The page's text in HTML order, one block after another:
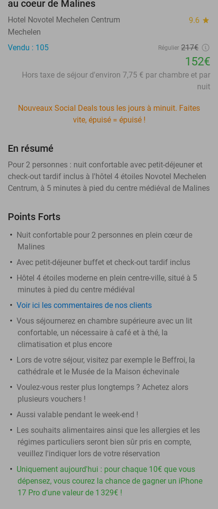
au coeur de Malines
Hotel Novotel Mechelen Centrum 9.6 star
Mechelen
Vendu : 105
Régulier 217€
152€
Hors taxe de séjour d'environ 7,75 € par chambre et par
nuit
Nouveaux Social Deals tous les jours à minuit. Faites
vite, épuisé = épuisé !
En résumé
Pour 2 personnes : nuit confortable avec petit-déjeuner et
check-out tardif inclus à l'hôtel 4 étoiles Novotel Mechelen
Centrum, à 5 minutes à pied du centre médiéval de Malines
Points Forts
Nuit confortable pour 2 personnes en plein cœur de
Malines
Avec petit-déjeuner buffet et check-out tardif inclus
Hôtel 4 étoiles moderne en plein centre-ville, situé à 5
minutes à pied du centre médiéval
Voir ici les commentaires de nos clients
Vous séjournerez en chambre supérieure avec un lit
confortable, un nécessaire à café et à thé, la
climatisation et plus encore
Lors de votre séjour, visitez par exemple le Beffroi, la
cathédrale et le Musée de la Maison échevinale
Voulez-vous rester plus longtemps ? Achetez alors
plusieurs vouchers !
Aussi valable pendant le week-end !
Les souhaits alimentaires ainsi que les allergies et les
régimes particuliers seront bien sûr pris en compte,
veuillez l'indiquer lors de votre réservation
Uniquement aujourd'hui : pour chaque 10€ que vous
dépensez, vous courez la chance de gagner un iPhone
17 Pro d'une valeur de 1 329€ !